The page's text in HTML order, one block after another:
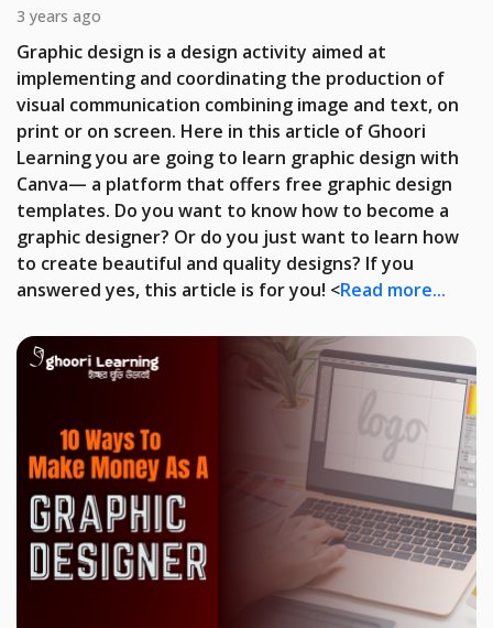
3 years ago
Graphic design is a design activity aimed at
implementing and coordinating the production of
visual communication combining image and text, on
print or on screen. Here in this article of Ghoori
Learning you are going to learn graphic design with
Canva— a platform that offers free graphic design
templates. Do you want to know how to become a
graphic designer? Or do you just want to learn how
to create beautiful and quality designs? If you
answered yes, this article is for you! <Read more...